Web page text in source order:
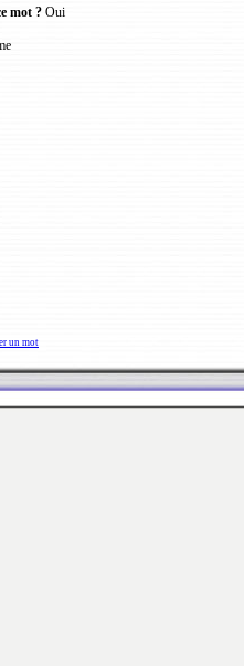
mot ?Oui
un mot